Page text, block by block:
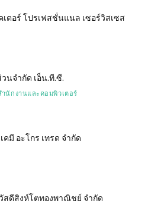
เตอร์ โปรเฟสชั่นแนล เซอร์วิสเซส
นจำกัด เอ็น.ที.ซี.
ำนักงานและคอมพิวเตอร์
คมี อะโกร เทรด จำกัด
สดีสิงห์โตทองพาณิชย์ จำกัด